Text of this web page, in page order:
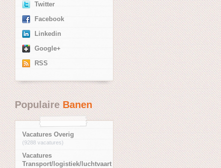
Twitter
Facebook
Linkedin
Google+
RSS
Populaire Banen
Vacatures Overig
(9288 vacatures)
Vacatures
Transport/logistiek/luchtvaart